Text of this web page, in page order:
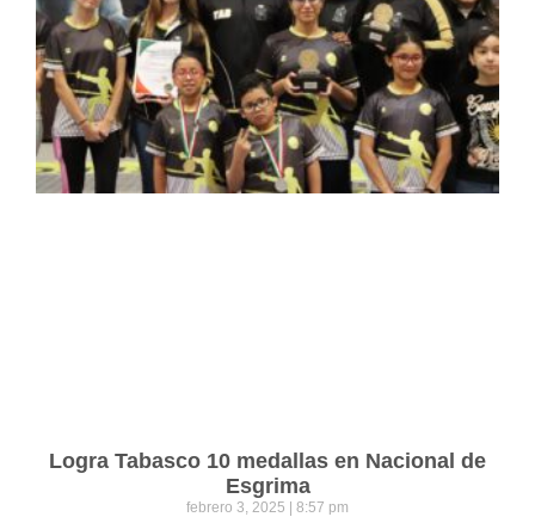
Logra Tabasco 10 medallas en Nacional de
Esgrima
febrero 3, 2025 8:57 pm